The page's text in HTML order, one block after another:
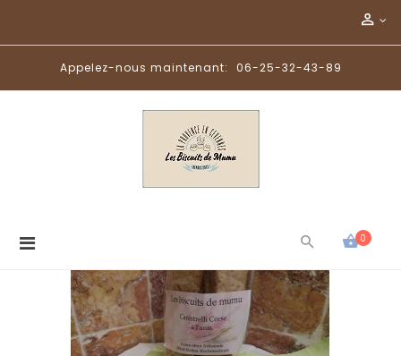
Appelez-nous maintenant: 06-25-32-43-89
Basculer
navigation
0